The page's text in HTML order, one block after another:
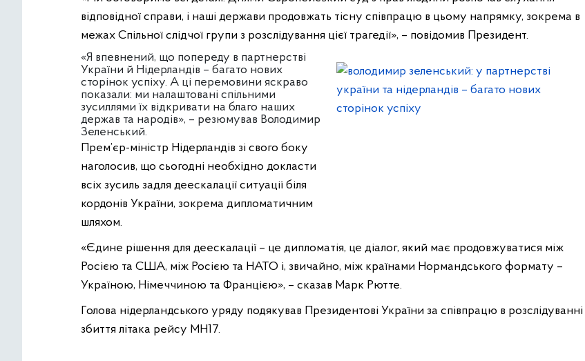
відповідної справи, і наші держави продовжать тісну співпрацю в цьому напрямку, зокрема в
межах Спільної слідчої групи з розслідування цієї трагедії», – повідомив Президент.
«Я впевнений, що попереду в партнерстві
України й Нідерландів – багато нових
сторінок успіху. А ці перемовини яскраво
показали: ми налаштовані спільними
зусиллями їх відкривати на благо наших
держав та народів», – резюмував Володимир
Зеленський.
Прем’єр-міністр Нідерландів зі свого боку
наголосив, що сьогодні необхідно докласти
всіх зусиль задля деескалації ситуації біля
кордонів України, зокрема дипломатичним
шляхом.
«Єдине рішення для деескалації – це дипломатія, це діалог, який має продовжуватися між
Росією та США, між Росією та НАТО і, звичайно, між країнами Нормандського формату –
Україною, Німеччиною та Францією», – сказав Марк Рютте.
Голова нідерландського уряду подякував Президентові України за співпрацю в розслідуванні
збиття літака рейсу МН17.